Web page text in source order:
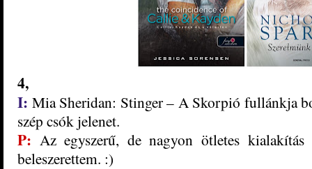
4,
I: Mia Sheridan: Stinger – A Skorpió fullánkja
szép csók jelenet.
P: Az egyszerű, de nagyon ötletes
beleszerettem. :)